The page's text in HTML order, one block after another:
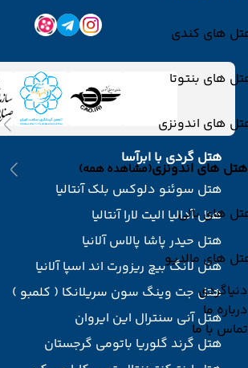
های کندی
های بنتوتا
های اندونزی
هتل های اندونزی(مشاهده همه)
های بالی
های مالدیو
دنیاگردی
درباره ما
تماس با ما
هتل گردی با ابرآسا
هتل سوئنو دلوکس بلک آنتالیا
هتل آدالیا الیت لارا آنتالیا
هتل حیدر پاشا پالاس آلانیا
هتل لانگ بیچ ریزورت اند اسپا آلانیا
هتل جت وینگ سون سریلانکا ( کلمبو )
هتل آنی سنترال این ایروان
هتل گرند گلوریا باتومی گرجستان